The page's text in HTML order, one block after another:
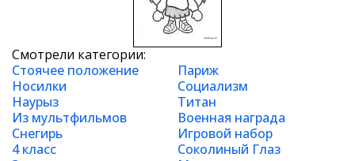
Смотрели категории:
Стоячее положение
Париж
Носилки
Социализм
Наурыз
Титан
Из мультфильмов
Военная награда
Снегирь
Игровой набор
4 класс
Соколиный Глаз